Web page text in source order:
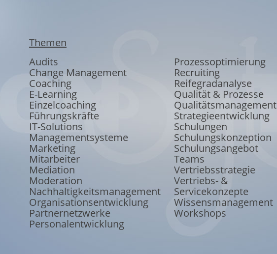
Themen
Audits
Change Management
Coaching
E-Learning
Einzelcoaching
Führungskräfte
IT-Solutions
Managementsysteme
Marketing
Mitarbeiter
Mediation
Moderation
Nachhaltigkeitsmanagement
Organisationsentwicklung
Partnernetzwerke
Personalentwicklung
Prozessoptimierung
Recruiting
Reifegradanalyse
Qualität & Prozesse
Qualitätsmanagement
Strategieentwicklung
Schulungen
Schulungskonzeption
Schulungsangebot
Teams
Vertriebsstrategie
Vertriebs- &
Servicekonzepte
Wissensmanagement
Workshops